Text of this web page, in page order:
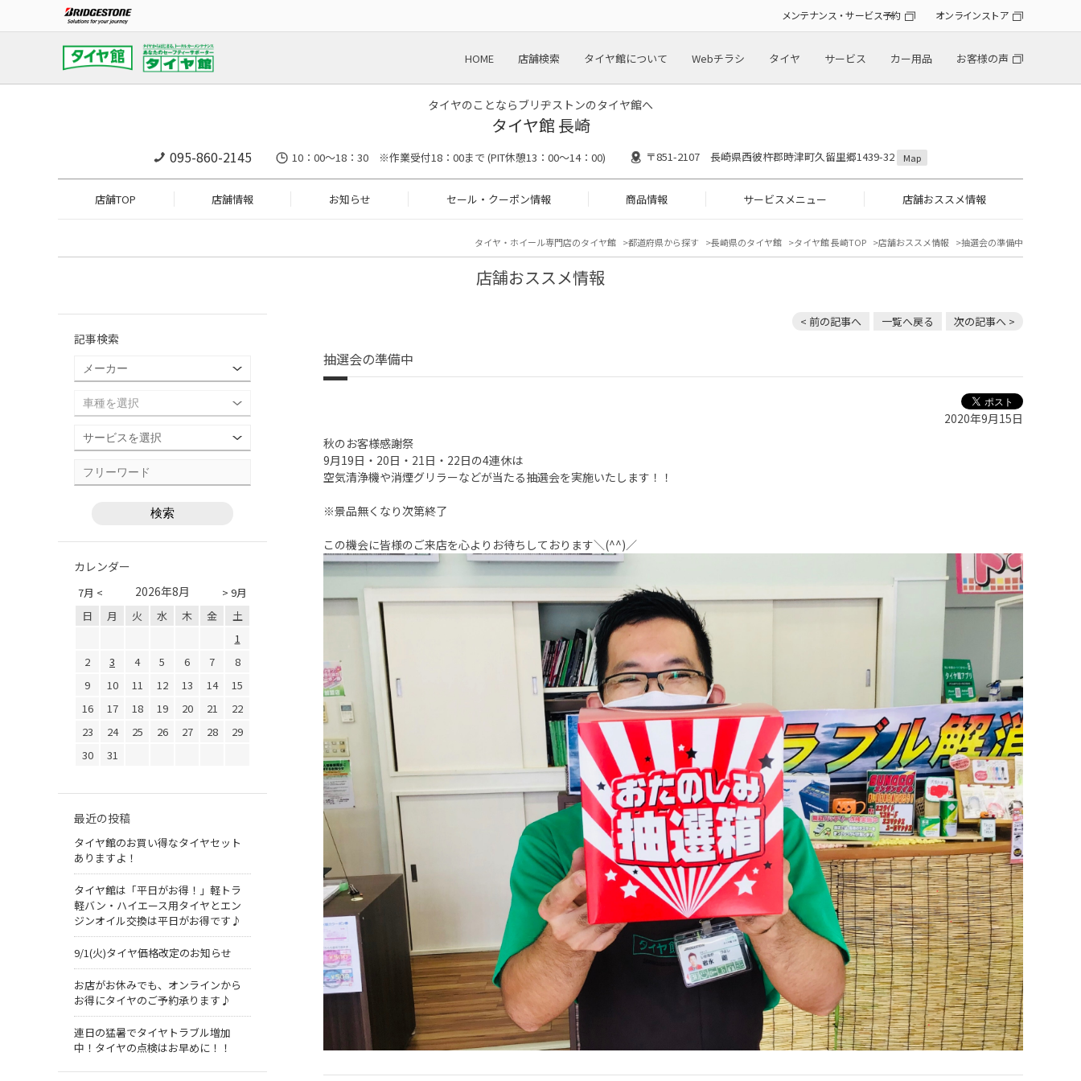
メンテナンス・サービス予約 オンラインストア
HOME 店舗検索 タイヤ館について Webチラシ タイヤ サービス カー用品 お客様の声
タイヤのことならブリヂストンのタイヤ館へ
タイヤ館 長崎
095-860-2145 10：00～18：30 ※作業受付18：00まで (PIT休憩13：00～14：00) 〒851-2107 長崎県西彼杵郡時津町久留里郷1439-32 Map
店舗TOP 店舗情報 お知らせ セール・クーポン情報 商品情報 サービスメニュー 店舗おススメ情報
タイヤ・ホイール専門店のタイヤ館 都道府県から探す 長崎県のタイヤ館 タイヤ館 長崎TOP 店舗おススメ情報 抽選会の準備中
店舗おススメ情報
< 前の記事へ 一覧へ戻る 次の記事へ >
抽選会の準備中
2020年9月15日
秋のお客様感謝祭
9月19日・20日・21日・22日の4連休は
空気清浄機や消煙グリラーなどが当たる抽選会を実施いたします！！
※景品無くなり次第終了
この機会に皆様のご来店を心よりお待ちしております＼(^^)／
記事検索
カレンダー
7月 < > 9月
2026年8月
日 月 火 水 木 金
土
1
2
3 4 5 6 7
8
9
10 11 12 13 14
15
16
17 18 19 20 21
22
23
24 25 26 27 28
29
30
31
最近の投稿
タイヤ館のお買い得なタイヤセット
ありますよ！
タイヤ館は「平日がお得！」軽トラ
軽バン・ハイエース用タイヤとエン
ジンオイル交換は平日がお得です♪
9/1(火)タイヤ価格改定のお知らせ
お店がお休みでも、オンラインから
お得にタイヤのご予約承ります♪
連日の猛暑でタイヤトラブル増加
中！タイヤの点検はお早めに！！